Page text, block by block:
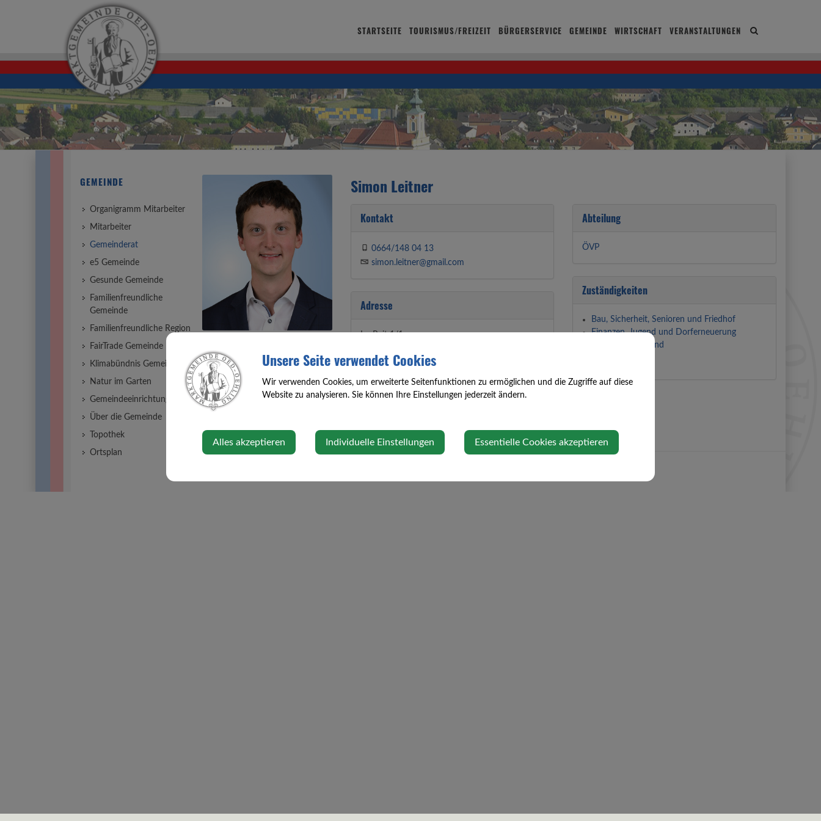
Site
STARTSEITE TOURISMUS/FREIZEIT BÜRGERSERVICE GEMEINDE WIRTSCHAFT VERANSTALTUNGEN
Simon Leitner
Kontakt
0664/148 04 13
simon.leitner@gmail.com
Adresse
Im Reit 1/1
Abteilung
ÖVP
Zuständigkeiten
Bau, Sicherheit, Senioren und Friedhof
Finanzen, Jugend und Dorferneuerung
Musikschulverband
⇐ zurück
GEMEINDE
Organigramm Mitarbeiter
Mitarbeiter
Gemeinderat
e5 Gemeinde
Gesunde Gemeinde
Familienfreundliche
Gemeinde
Familienfreundliche Region
FairTrade Gemeinde
Klimabündnis Gemeinde
Natur im Garten
Gemeindeeinrichtungen
Über die Gemeinde
Topothek
Ortsplan
Unsere Seite verwendet Cookies
Wir verwenden Cookies, um erweiterte Seitenfunktionen zu ermöglichen und die Zugriffe auf diese
Website zu analysieren. Sie können Ihre Einstellungen jederzeit ändern.
Alles akzeptieren Individuelle Einstellungen Essentielle Cookies akzeptieren